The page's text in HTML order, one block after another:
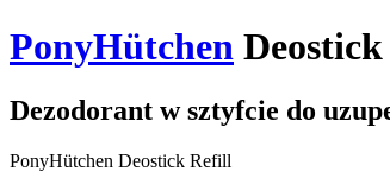
PonyHütchen
Dezodorant w sztyfcie do
PonyHütchen Deostick Refill